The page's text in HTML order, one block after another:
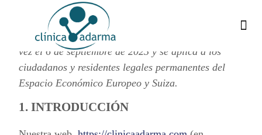
Política De Cookies (UE)
Esta política de cookies fue actualizada por última
vez el 6 de septiembre de 2023 y se aplica a los
ciudadanos y residentes legales permanentes del
Espacio Económico Europeo y Suiza.
1. INTRODUCCIÓN